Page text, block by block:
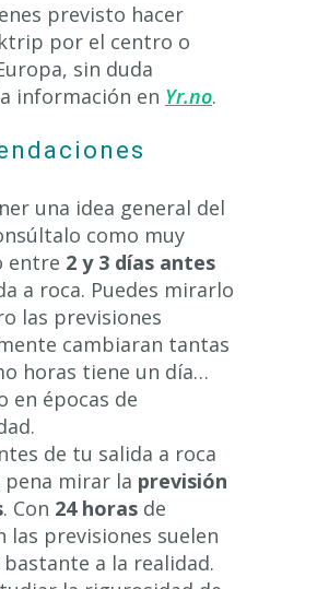
previsto hacer
por el centro o
sin duda
información en Yr.no.
una idea general del
como muy
entre 2 y 3 días antes
a roca. Puedes mirarlo
las previsiones
cambiaran tantas
horas tiene un día…
en épocas de
de tu salida a roca
pena mirar la previsión
. Con 24 horas de
las previsiones suelen
bastante a la realidad.